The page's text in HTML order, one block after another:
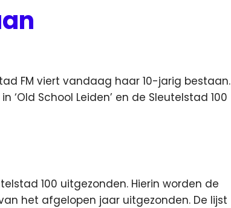
FM viert vandaag haar 10-jarig bestaan.
School Leiden’ en de Sleutelstad 100
100 uitgezonden. Hierin worden de
het afgelopen jaar uitgezonden. De lijst